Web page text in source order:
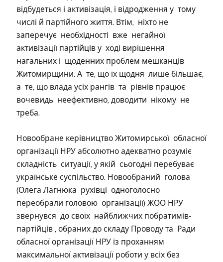
відбудеться і активізація, і відродження у тому
числі й партійного життя. Втім, ніхто не
заперечує необхідності вже негайної
активізації партійців у ході вирішення
нагальних і щоденних проблем мешканців
Житомирщини. А те, що їх щодня лише більшає,
а те, що влада усіх рангів та рівнів працює
вочевидь неефективно, доводити нікому не
треба.
Новообране керівництво Житомирської обласної
організації НРУ абсолютно адекватно розуміє
складність ситуації, у якій сьогодні перебуває
українське суспільство. Новообраний голова
(Олега Лагнюка рухівці одноголосно
переобрали головою організації) ЖОО НРУ
звернувся до своїх найближчих побратимів-
партійців , обраних до складу Проводу та Ради
обласної організації НРУ із проханням
максимальної активізації роботи у всіх без